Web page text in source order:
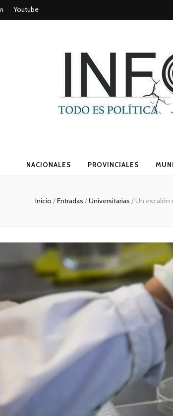
Youtube
(rosca)
NACIONALES PROVINCIALES
Inicio /Entradas /Universitarias / Un escalón